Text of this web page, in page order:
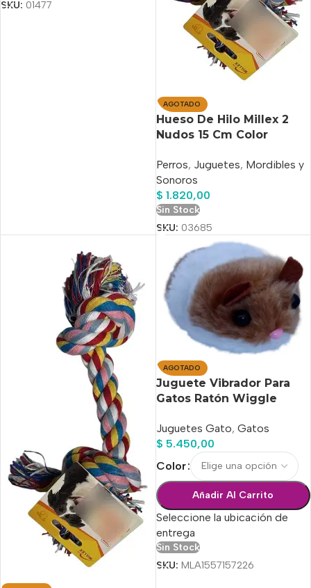
SKU: 01477
AGOTADO
Hueso De Hilo Millex 2
Nudos 15 Cm Color
Perros, Juguetes, Mordibles y
Sonoros
$ 1.820,00
Sin Stock
SKU: 03685
AGOTADO
Juguete Vibrador Para
Gatos Ratón Wiggle
Juguetes Gato, Gatos
$ 5.450,00
Color
Añadir Al Carrito
Seleccione la ubicación de
entrega
Sin Stock
SKU: MLA1557157226